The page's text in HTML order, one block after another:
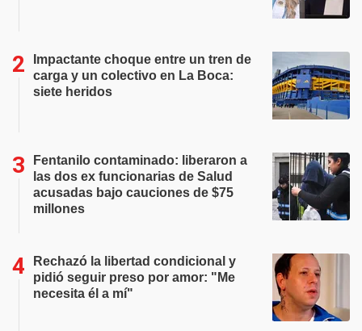
Impactante choque entre un tren de
carga y un colectivo en La Boca:
siete heridos
Fentanilo contaminado: liberaron a
las dos ex funcionarias de Salud
acusadas bajo cauciones de $75
millones
Rechazó la libertad condicional y
pidió seguir preso por amor: "Me
necesita él a mí"